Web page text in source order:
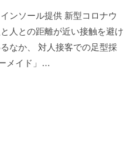
ンソール提供 新型コロナウ
人との距離が近い接触を避け
なか、 対人接客での足型採
メイド」…